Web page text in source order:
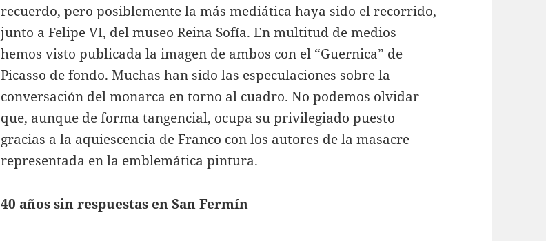
recuerdo, pero posiblemente la más mediática haya sido el recorrido,
junto a Felipe VI, del museo Reina Sofía. En multitud de medios
hemos visto publicada la imagen de ambos con el “Guernica” de
Picasso de fondo. Muchas han sido las especulaciones sobre la
conversación del monarca en torno al cuadro. No podemos olvidar
que, aunque de forma tangencial, ocupa su privilegiado puesto
gracias a la aquiescencia de Franco con los autores de la masacre
representada en la emblemática pintura.
40 años sin respuestas en San Fermín